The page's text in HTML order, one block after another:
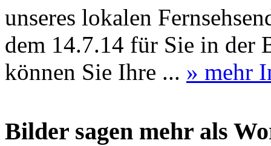
unseres lokalen
dem 14.7.14 für Sie in der
können Sie Ihre ... » mehr
Bilder sagen mehr als